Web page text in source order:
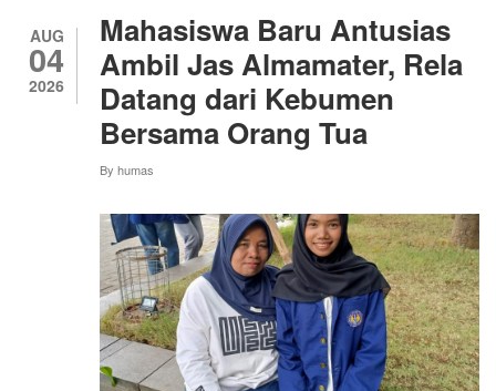
JALUR
SELEKSI
MANDIRI
AUG
04
2026
Mahasiswa Baru Antusias
Ambil Jas Almamater, Rela
Datang dari Kebumen
Bersama Orang Tua
By humas